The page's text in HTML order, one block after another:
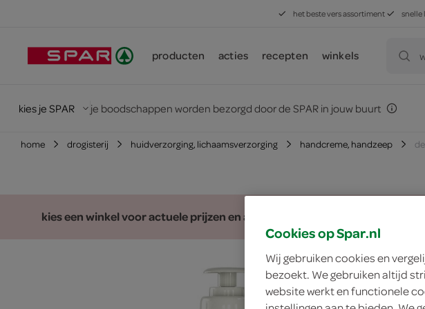
het beste vers assortiment snelle
producten acties recepten winkels
kies je SPAR je boodschappen worden bezorgd door de SPAR in jouw buurt
home drogisterij huidverzorging, lichaamsverzorging handcreme, handzeep
kies een winkel voor actuele prijzen en assortiment
Cookies op Spar.nl
Wij gebruiken cookies en
bezoekt. We gebruiken altijd
website werkt en functionele